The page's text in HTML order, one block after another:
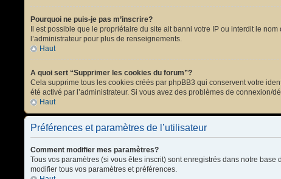
Pourquoi ne puis-je pas m’inscrire?
Il est possible que le propriétaire du site ait banni votre IP ou interdit le
l’administrateur pour plus de renseignements.
Haut
A quoi sert “Supprimer les cookies du forum”?
Cela supprime tous les cookies créés par phpBB3 qui conservent votre
été activé par l’administrateur. Si vous avez des problèmes de connexion/
Haut
Préférences et paramètres de l’utilisateur
Comment modifier mes paramètres?
Tous vos paramètres (si vous êtes inscrit) sont enregistrés dans notre base
modifier tous vos paramètres et préférences.